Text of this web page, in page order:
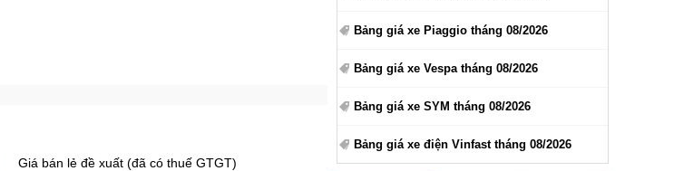
Giá bán lẻ đề xuất (đã có thuế GTGT)
Bảng giá xe Piaggio tháng 08/2026
Bảng giá xe Vespa tháng 08/2026
Bảng giá xe SYM tháng 08/2026
Bảng giá xe điện Vinfast tháng 08/2026